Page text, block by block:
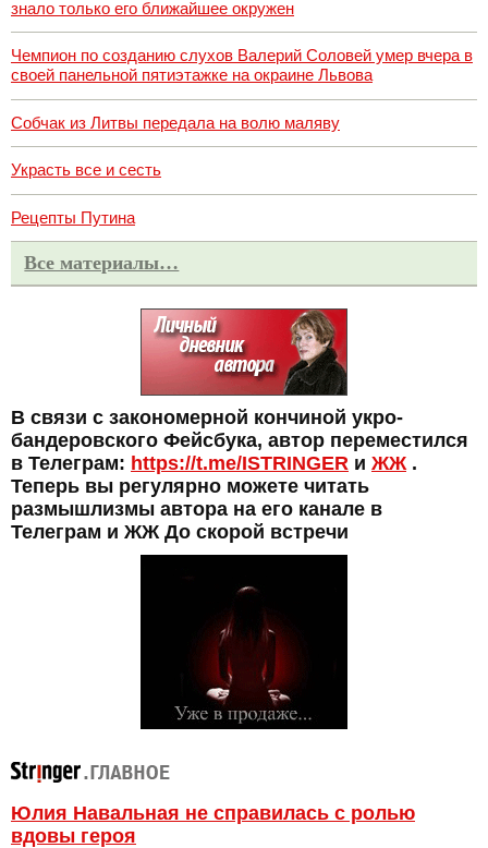
знало только его ближайшее окружен
Чемпион по созданию слухов Валерий Соловей умер вчера в
своей панельной пятиэтажке на окраине Львова
Собчак из Литвы передала на волю маляву
Украсть все и сесть
Рецепты Путина
Все материалы…
В связи с закономерной кончиной укро-
бандеровского Фейсбука, автор переместился
в Телеграм: https://t.me/ISTRINGER и ЖЖ.
Теперь вы регулярно можете читать
размышлизмы автора на его канале в
Телеграм и ЖЖ До скорой встречи
Юлия Навальная не справилась с ролью
вдовы героя